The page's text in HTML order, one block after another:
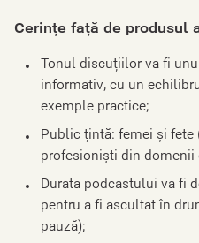
Cerințe față de produsul
Tonul discuțiilor va fi
informativ, cu un
exemple practice;
Public țintă: femei și fete
profesioniști din domenii
Durata podcastului va fi
pentru a fi ascultat în
pauză);